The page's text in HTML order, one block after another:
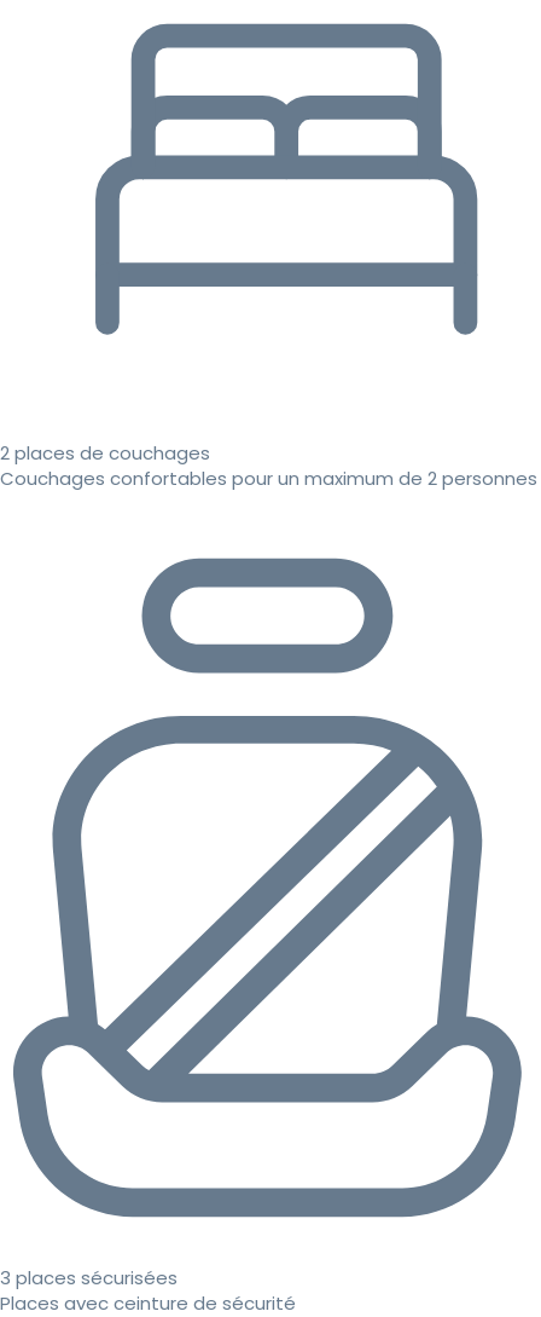
2 places de couchages
Couchages confortables pour un maximum de 2 personnes
3 places sécurisées
Places avec ceinture de sécurité